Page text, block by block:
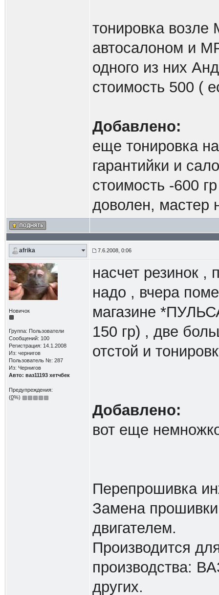
тонировка
автосалоном и
одного из них
стоимость 500 (
Добавлено:
еще тонировка
гарантийки и
стоимость -600
доволен, мастер
afrika 7.6.2008, 0:06
Новичок
Группа: Пользователи
Сообщений: 100
Регистрация: 14.1.2008
Из: чернигов
Пользователь №: 287
Из: Чернигов
Авто: ваз11193 хетчбек
Предупреждения:
(0%)
насчет резинок ,
надо , вчера
магазине
150 гр) , две
отстой и
Добавлено:
вот еще
Перепрошивка
Замена
двигателем.
Производится
производства:
других.